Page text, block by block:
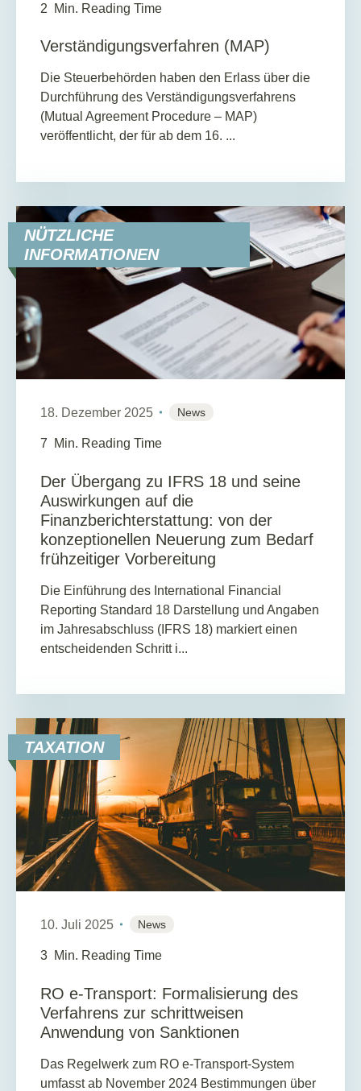
2 Min. Reading Time
Verständigungsverfahren (MAP)
Die Steuerbehörden haben den Erlass über die
Durchführung des Verständigungsverfahrens
(Mutual Agreement Procedure – MAP)
veröffentlicht, der für ab dem 16. ...
NÜTZLICHE
INFORMATIONEN
18. Dezember 2025 News
7 Min. Reading Time
Der Übergang zu IFRS 18 und seine
Auswirkungen auf die
Finanzberichterstattung: von der
konzeptionellen Neuerung zum Bedarf
frühzeitiger Vorbereitung
Die Einführung des International Financial
Reporting Standard 18 Darstellung und Angaben
im Jahresabschluss (IFRS 18) markiert einen
entscheidenden Schritt i...
TAXATION
10. Juli 2025 News
3 Min. Reading Time
RO e-Transport: Formalisierung des
Verfahrens zur schrittweisen
Anwendung von Sanktionen
Das Regelwerk zum RO e-Transport-System
umfasst ab November 2024 Bestimmungen über